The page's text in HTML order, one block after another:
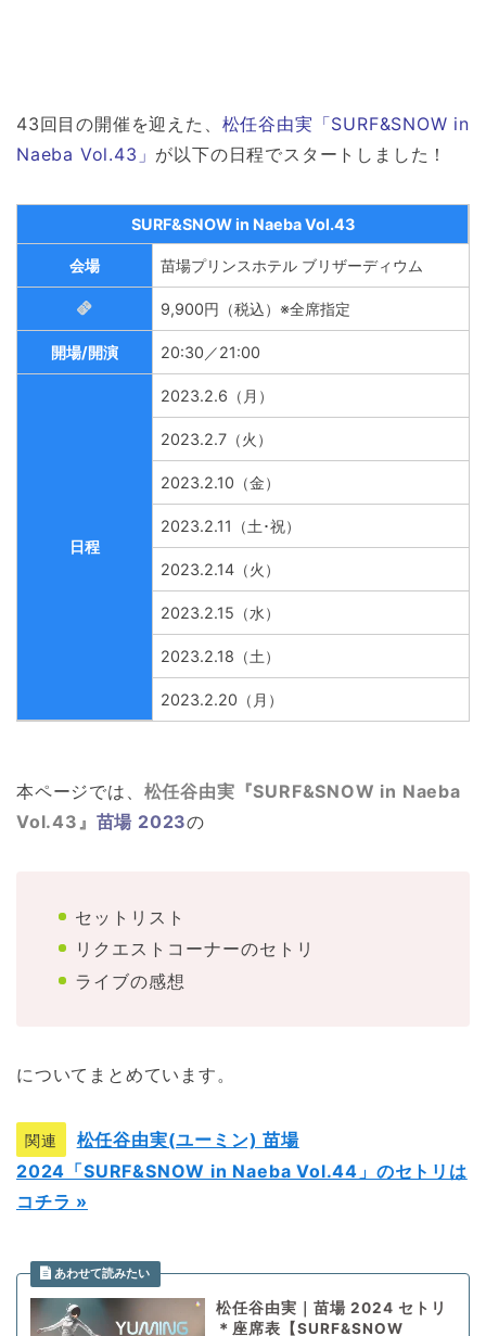
43回目の開催を迎えた、 松任谷由実「SURF&SNOW in
Naeba Vol.43」 が以下の日程でスタートしました！
SURF&SNOW in Naeba Vol.43
会場 苗場プリンスホテル ブリザーディウム
9,900円（税込）※全席指定
開場/開演 20:30／21:00
日程
2023.2.6（月）
2023.2.7（火）
2023.2.10（金）
2023.2.11（土･祝）
2023.2.14（火）
2023.2.15（水）
2023.2.18（土）
2023.2.20（月）
本ページでは、 松任谷由実 『SURF&SNOW in Naeba
Vol.43』 苗場 2023の
セットリスト
リクエストコーナーのセトリ
ライブの感想
についてまとめています。
関連
松任谷由実(ユーミン) 苗場
2024「SURF&SNOW in Naeba Vol.44」のセトリは
コチラ »
松任谷由実｜苗場 2024 セトリ
＊座席表【SURF&SNOW